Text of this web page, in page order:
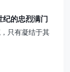
纪的忠烈满门
只有凝结于其